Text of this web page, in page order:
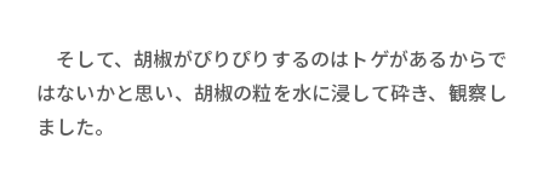
そして、胡椒がぴりぴりするのはトゲがあるからで
はないかと思い、胡椒の粒を水に浸して砕き、観察し
ました。